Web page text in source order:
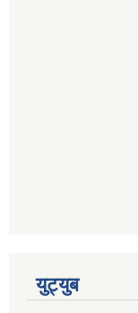
युट्युब